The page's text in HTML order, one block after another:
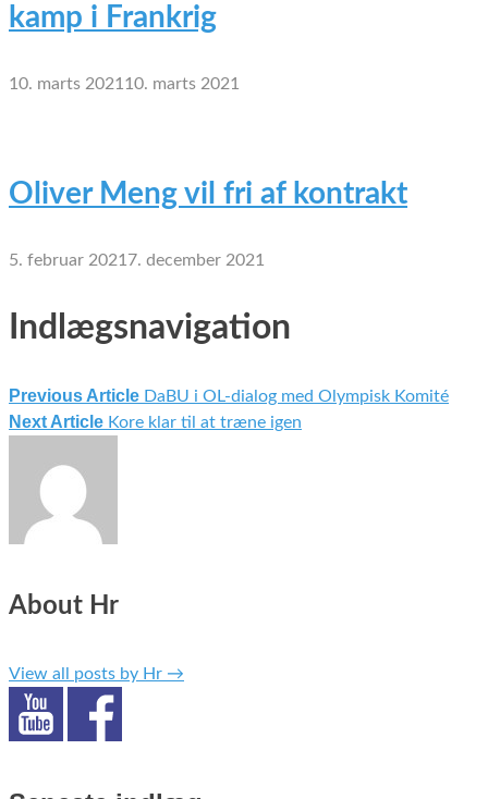
kamp i Frankrig
10. marts 2021 10. marts 2021
Oliver Meng vil fri af kontrakt
5. februar 2021 7. december 2021
Indlægsnavigation
Previous Article DaBU i OL-dialog med Olympisk Komité
Next Article Kore klar til at træne igen
About Hr
View all posts by Hr →